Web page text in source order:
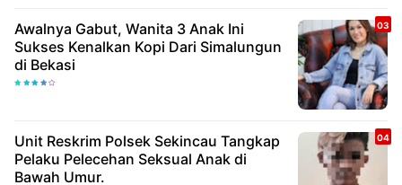
Awalnya Gabut, Wanita 3 Anak Ini
Sukses Kenalkan Kopi Dari Simalungun
di Bekasi
Unit Reskrim Polsek Sekincau Tangkap
Pelaku Pelecehan Seksual Anak di
Bawah Umur.